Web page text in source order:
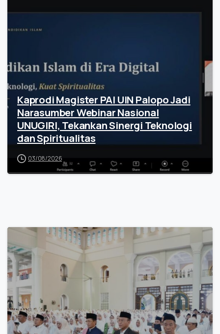
Kaprodi Magister PAI UIN Palopo Jadi
Narasumber Webinar Nasional
UNUGIRI, Tekankan Sinergi Teknologi
dan Spiritualitas
03/08/2026